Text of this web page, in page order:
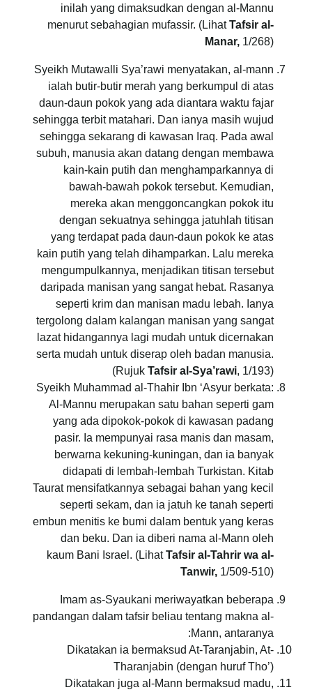
inilah yang dimaksudkan dengan al-Mannu
menurut sebahagian mufassir. (LihatTafsir al-
Manar, 1/268)
Syeikh Mutawalli Sya’rawi menyatakan, al-mann
ialah butir-butir merah yang berkumpul di atas
daun-daun pokok yang ada diantara waktu fajar
sehingga terbit matahari. Dan ianya masih wujud
sehingga sekarang di kawasan Iraq. Pada awal
subuh, manusia akan datang dengan membawa
kain-kain putih dan menghamparkannya di
bawah-bawah pokok tersebut. Kemudian,
mereka akan menggoncangkan pokok itu
dengan sekuatnya sehingga jatuhlah titisan
yang terdapat pada daun-daun pokok ke atas
kain putih yang telah dihamparkan. Lalu mereka
mengumpulkannya, menjadikan titisan tersebut
daripada manisan yang sangat hebat. Rasanya
seperti krim dan manisan madu lebah. Ianya
tergolong dalam kalangan manisan yang sangat
lazat hidangannya lagi mudah untuk dicernakan
serta mudah untuk diserap oleh badan manusia.
(Rujuk Tafsir al-Sya’rawi, 1/193)
Syeikh Muhammad al-Thahir Ibn ‘Asyur berkata:
Al-Mannu merupakan satu bahan seperti gam
yang ada dipokok-pokok di kawasan padang
pasir. Ia mempunyai rasa manis dan masam,
berwarna kekuning-kuningan, dan ia banyak
didapati di lembah-lembah Turkistan. Kitab
Taurat mensifatkannya sebagai bahan yang kecil
seperti sekam, dan ia jatuh ke tanah seperti
embun menitis ke bumi dalam bentuk yang keras
dan beku. Dan ia diberi nama al-Mann oleh
kaum Bani Israel. (LihatTafsir al-Tahrir wa al-
Tanwir, 1/509-510)
Imam as-Syaukani meriwayatkan beberapa
pandangan dalam tafsir beliau tentang makna al-
Mann, antaranya:
Dikatakan ia bermaksud At-Taranjabin, At-
Tharanjabin (dengan huruf Tho’)
Dikatakan juga al-Mann bermaksud madu,